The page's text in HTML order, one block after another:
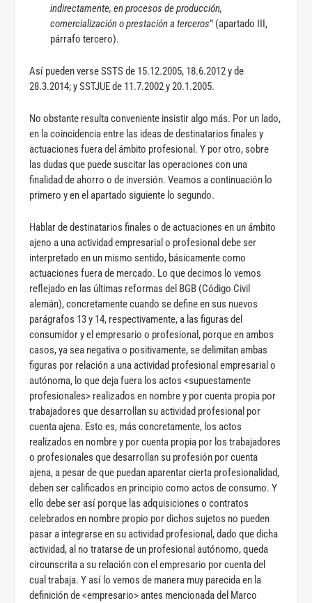
indirectamente, en procesos de producción,
comercialización o prestación a terceros” (apartado III,
párrafo tercero).
Así pueden verse SSTS de 15.12.2005, 18.6.2012 y de
28.3.2014; y SSTJUE de 11.7.2002 y 20.1.2005.
No obstante resulta conveniente insistir algo más. Por un lado,
en la coincidencia entre las ideas de destinatarios finales y
actuaciones fuera del ámbito profesional. Y por otro, sobre
las dudas que puede suscitar las operaciones con una
finalidad de ahorro o de inversión. Veamos a continuación lo
primero y en el apartado siguiente lo segundo.
Hablar de destinatarios finales o de actuaciones en un ámbito
ajeno a una actividad empresarial o profesional debe ser
interpretado en un mismo sentido, básicamente como
actuaciones fuera de mercado. Lo que decimos lo vemos
reflejado en las últimas reformas del BGB (Código Civil
alemán), concretamente cuando se define en sus nuevos
parágrafos 13 y 14, respectivamente, a las figuras del
consumidor y el empresario o profesional, porque en ambos
casos, ya sea negativa o positivamente, se delimitan ambas
figuras por relación a una actividad profesional empresarial o
autónoma, lo que deja fuera los actos <supuestamente
profesionales> realizados en nombre y por cuenta propia por
trabajadores que desarrollan su actividad profesional por
cuenta ajena. Esto es, más concretamente, los actos
realizados en nombre y por cuenta propia por los trabajadores
o profesionales que desarrollan su profesión por cuenta
ajena, a pesar de que puedan aparentar cierta profesionalidad,
deben ser calificados en principio como actos de consumo. Y
ello debe ser así porque las adquisiciones o contratos
celebrados en nombre propio por dichos sujetos no pueden
pasar a integrarse en su actividad profesional, dado que dicha
actividad, al no tratarse de un profesional autónomo, queda
circunscrita a su relación con el empresario por cuenta del
cual trabaja. Y así lo vemos de manera muy parecida en la
definición de <empresario> antes mencionada del Marco